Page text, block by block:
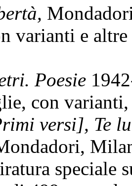
varianti e
Poesie
con
versi], Te
speciale